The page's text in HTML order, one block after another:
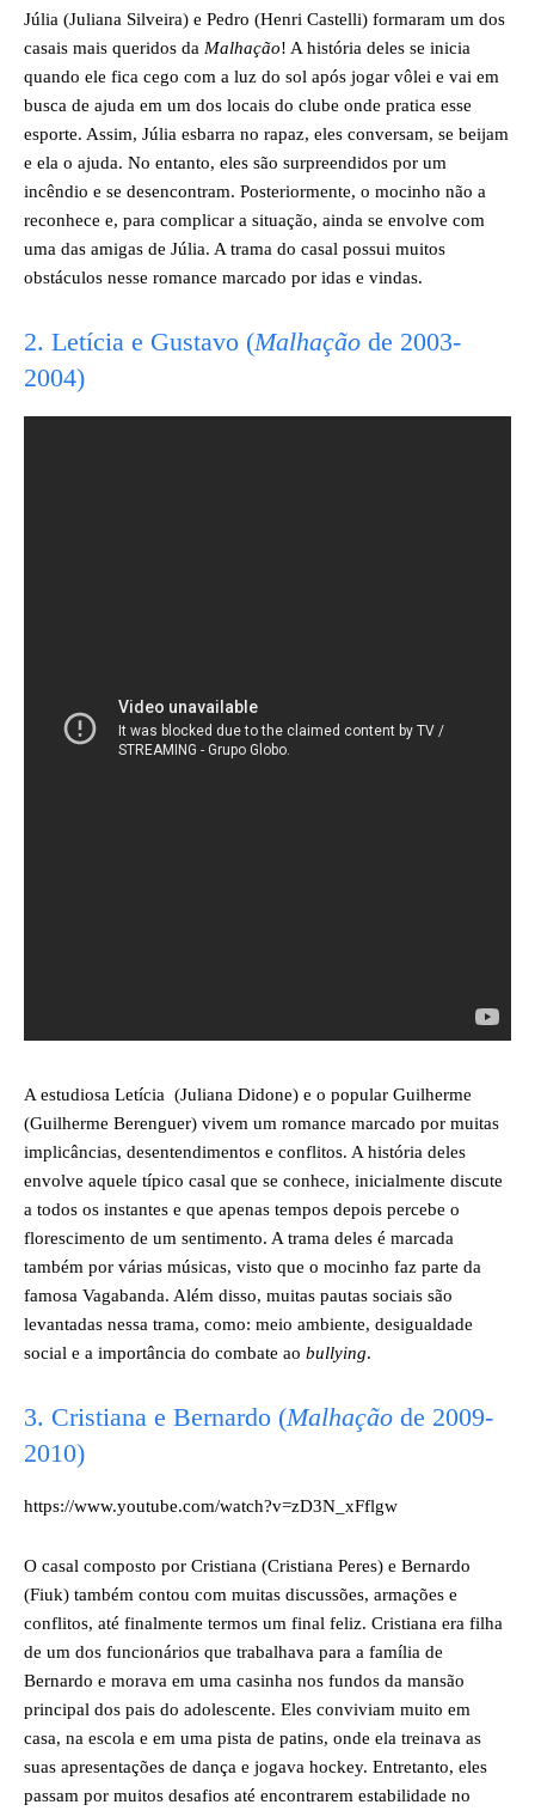
Júlia (Juliana Silveira) e Pedro (Henri Castelli) formaram um dos
casais mais queridos da Malhação! A história deles se inicia
quando ele fica cego com a luz do sol após jogar vôlei e vai em
busca de ajuda em um dos locais do clube onde pratica esse
esporte. Assim, Júlia esbarra no rapaz, eles conversam, se beijam
e ela o ajuda. No entanto, eles são surpreendidos por um
incêndio e se desencontram. Posteriormente, o mocinho não a
reconhece e, para complicar a situação, ainda se envolve com
uma das amigas de Júlia. A trama do casal possui muitos
obstáculos nesse romance marcado por idas e vindas.
2. Letícia e Gustavo (Malhação de 2003-
2004)
A estudiosa Letícia (Juliana Didone) e o popular Guilherme
(Guilherme Berenguer) vivem um romance marcado por muitas
implicâncias, desentendimentos e conflitos. A história deles
envolve aquele típico casal que se conhece, inicialmente discute
a todos os instantes e que apenas tempos depois percebe o
florescimento de um sentimento. A trama deles é marcada
também por várias músicas, visto que o mocinho faz parte da
famosa Vagabanda. Além disso, muitas pautas sociais são
levantadas nessa trama, como: meio ambiente, desigualdade
social e a importância do combate ao bullying.
3. Cristiana e Bernardo (Malhação de 2009-
2010)
https://www.youtube.com/watch?v=zD3N_xFflgw
O casal composto por Cristiana (Cristiana Peres) e Bernardo
(Fiuk) também contou com muitas discussões, armações e
conflitos, até finalmente termos um final feliz. Cristiana era filha
de um dos funcionários que trabalhava para a família de
Bernardo e morava em uma casinha nos fundos da mansão
principal dos pais do adolescente. Eles conviviam muito em
casa, na escola e em uma pista de patins, onde ela treinava as
suas apresentações de dança e jogava hockey. Entretanto, eles
passam por muitos desafios até encontrarem estabilidade no